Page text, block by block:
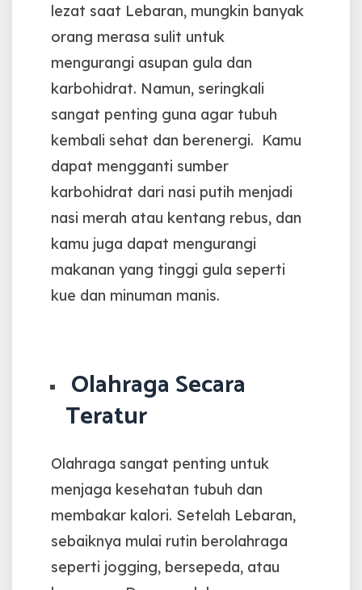
lezat saat Lebaran, mungkin banyak
orang merasa sulit untuk
mengurangi asupan gula dan
karbohidrat. Namun, seringkali
sangat penting guna agar tubuh
kembali sehat dan berenergi. Kamu
dapat mengganti sumber
karbohidrat dari nasi putih menjadi
nasi merah atau kentang rebus, dan
kamu juga dapat mengurangi
makanan yang tinggi gula seperti
kue dan minuman manis.
Olahraga Secara
Teratur
Olahraga sangat penting untuk
menjaga kesehatan tubuh dan
membakar kalori. Setelah Lebaran,
sebaiknya mulai rutin berolahraga
seperti jogging, bersepeda, atau